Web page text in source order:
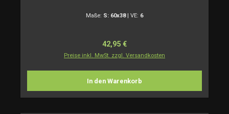
Maße: S: 60x38 VE: 6
Regulärer Preis:
42,95 €
Preise inkl. MwSt. zzgl. Versandkosten
In den Warenkorb